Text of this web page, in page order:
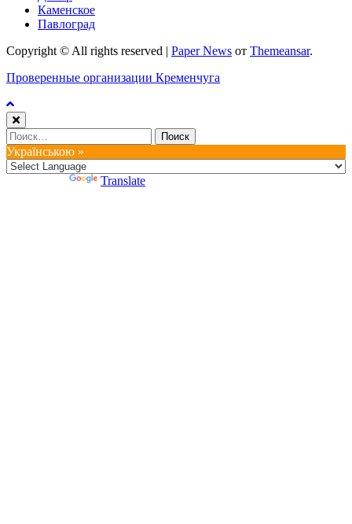
Каменское
Павлоград
Copyright © All rights reserved | Paper News от Themeansar.
Проверенные организации Кременчуга
Найти:
Українською »
Translate